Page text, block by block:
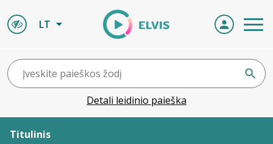
LT
Detali leidinio paieška
Titulinis